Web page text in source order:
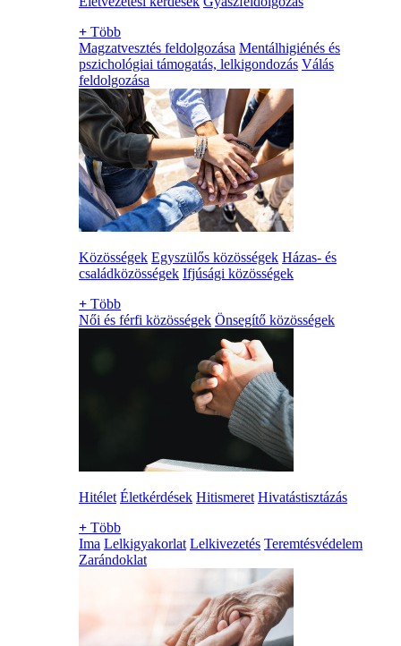
+ Több
Magzatvesztés feldolgozása Mentálhigiénés és
pszichológiai támogatás, lelkigondozás Válás
feldolgozása
Közösségek Egyszülős közösségek Házas- és
családközösségek Ifjúsági közösségek
+ Több
Női és férfi közösségek Önsegítő közösségek
Hitélet Életkérdések Hitismeret Hivatástisztázás
+ Több
Ima Lelkigyakorlat Lelkivezetés Teremtésvédelem
Zarándoklat